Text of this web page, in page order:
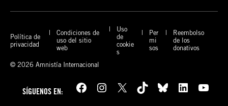
Política de
privacidad
Condiciones de
uso del sitio
web
Uso
de
cookie
s
Per
mi
sos
Reembolso
de los
donativos
© 2026 Amnistía Internacional
SÍGUENOS EN: Facebook Instagram X TikTok Bluesky LinkedIn YouTube